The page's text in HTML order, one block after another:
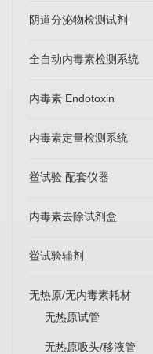
阴道分泌物检测试剂
全自动内毒素检测系统
内毒素 Endotoxin
内毒素定量检测系统
鲎试验 配套仪器
内毒素去除试剂盒
鲎试验辅剂
无热原/无内毒素耗材
无热原试管
无热原吸头/移液管